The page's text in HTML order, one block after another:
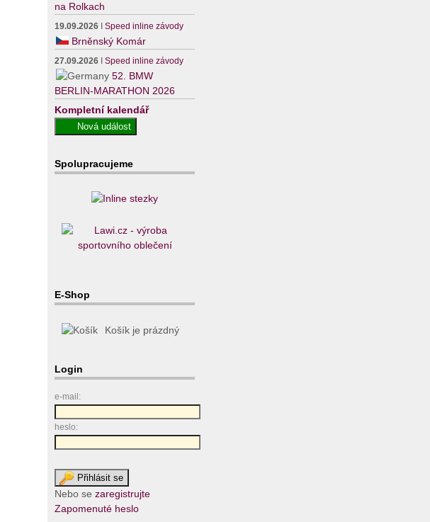
na Rolkach
19.09.2026 ISpeed inline závody
Brněnský Komár
27.09.2026 ISpeed inline závody
52. BMW
BERLIN-MARATHON 2026
Kompletní kalendář
Spolupracujeme
E-Shop
Košík je prázdný
Login
e-mail:
heslo:
Nebo sezaregistrujte
Zapomenuté heslo